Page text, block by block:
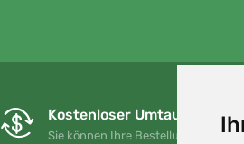
Kostenloser Umtausch und
Sie können Ihre Bestellung